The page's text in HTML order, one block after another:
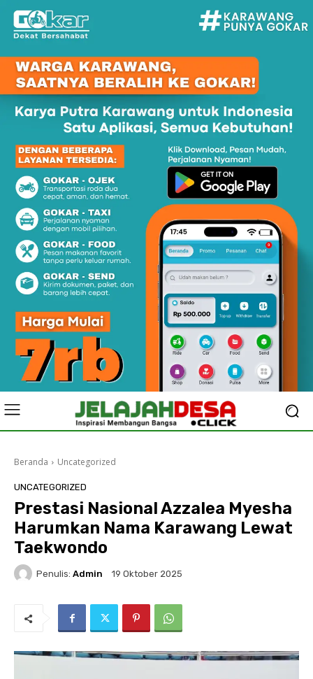
Beranda Uncategorized
UNCATEGORIZED
Prestasi Nasional Azzalea Myesha
Harumkan Nama Karawang Lewat
Taekwondo
Penulis: Admin 19 Oktober 2025